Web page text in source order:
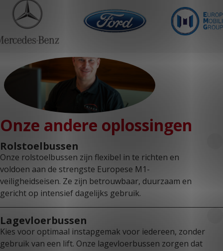
Onze andere oplossingen
Rolstoelbussen
Onze rolstoelbussen zijn flexibel in te richten en
voldoen aan de strengste Europese M1-
veiligheidseisen. Ze zijn betrouwbaar, duurzaam en
gericht op intensief dagelijks gebruik.
Lagevloerbussen
Kies voor optimaal instapgemak voor iedereen, zonder
gebruik van een lift. Onze lagevloerbussen zorgen dat